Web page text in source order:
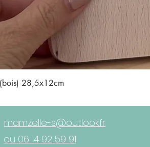
28,5x12cm
mamzelle-s@outlook.fr
ou 06 14 92 59 91